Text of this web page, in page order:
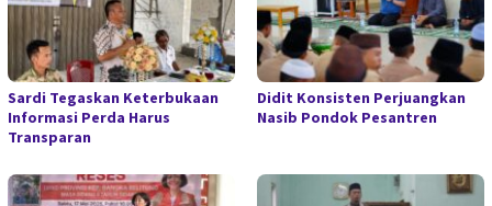
Sardi Tegaskan Keterbukaan
Informasi Perda Harus
Transparan
Didit Konsisten Perjuangkan
Nasib Pondok Pesantren